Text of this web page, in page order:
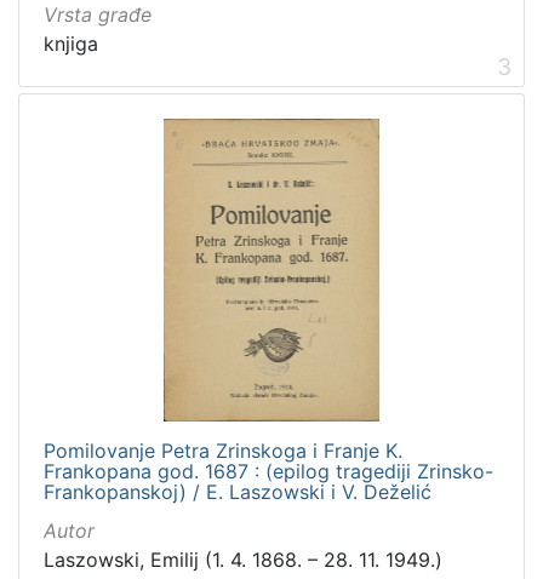
Vrsta građe
knjiga
3
Pomilovanje Petra Zrinskoga i Franje K.
Frankopana god. 1687 : (epilog tragediji Zrinsko-
Frankopanskoj) / E. Laszowski i V. Deželić
Autor
Laszowski, Emilij (1. 4. 1868. – 28. 11. 1949.)